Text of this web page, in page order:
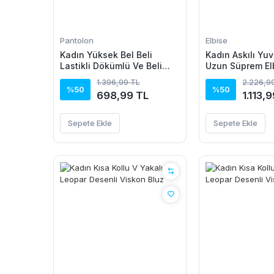
Pantolon
Kadın Yüksek Bel Beli
Lastikli Dökümlü Ve Beli
şeritli Pera Pantolon
%50
1.396,99 TL
698,99 TL
Sepete Ekle
Elbise
Kadın Askılı
Uzun Süprem
%50
Sepete Ekle